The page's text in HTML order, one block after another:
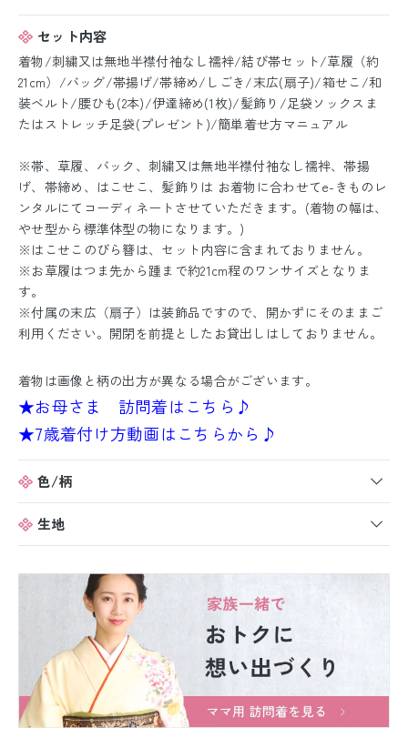
セット内容
着物/刺繍又は無地半襟付袖なし襦袢/結び帯セット/草履（約
21cm）/バッグ/帯揚げ/帯締め/しごき/末広(扇子)/箱せこ/和
装ベルト/腰ひも(2本)/伊達締め(1枚)/髪飾り/足袋ソックスま
たはストレッチ足袋(プレゼント)/簡単着せ方マニュアル
※帯、草履、バック、刺繍又は無地半襟付袖なし襦袢、帯揚
げ、帯締め、はこせこ、髪飾りは お着物に合わせてe-きものレ
ンタルにてコーディネートさせていただきます。(着物の幅は、
やせ型から標準体型の物になります。)
※はこせこのびら簪は、セット内容に含まれておりません。
※お草履はつま先から踵まで約21cm程のワンサイズとなりま
す。
※付属の末広（扇子）は装飾品ですので、開かずにそのままご
利用ください。開閉を前提としたお貸出しはしておりません。
着物は画像と柄の出方が異なる場合がございます。
★お母さま 訪問着はこちら♪
★7歳着付け方動画はこちらから♪
色/柄
生地